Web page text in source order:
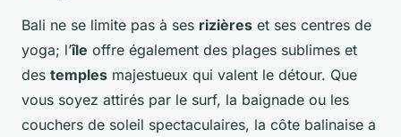
Bali ne se limite pas à ses rizières et ses centres de
yoga; l’île offre également des plages sublimes et
des temples majestueux qui valent le détour. Que
vous soyez attirés par le surf, la baignade ou les
couchers de soleil spectaculaires, la côte balinaise a